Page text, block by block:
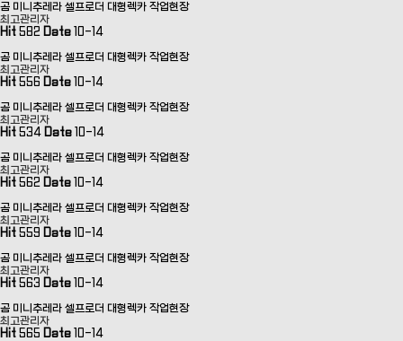
곰 미니추레라 셀프로더 대형렉카 작업현장
최고관리자
Hit 582 Date 10-14
곰 미니추레라 셀프로더 대형렉카 작업현장
최고관리자
Hit 556 Date 10-14
곰 미니추레라 셀프로더 대형렉카 작업현장
최고관리자
Hit 534 Date 10-14
곰 미니추레라 셀프로더 대형렉카 작업현장
최고관리자
Hit 562 Date 10-14
곰 미니추레라 셀프로더 대형렉카 작업현장
최고관리자
Hit 559 Date 10-14
곰 미니추레라 셀프로더 대형렉카 작업현장
최고관리자
Hit 563 Date 10-14
곰 미니추레라 셀프로더 대형렉카 작업현장
최고관리자
Hit 565 Date 10-14